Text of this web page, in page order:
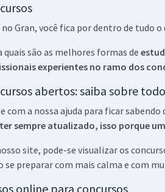
no Gran, você fica por dentro de tudo
quais são as melhores formas de
experientes no ramo dos
abertos: saiba sobre
com a nossa ajuda para ficar sabendo
sempre atualizado, isso porque
site, pode-se visualizar os
se preparar com mais calma e com
online para concursos